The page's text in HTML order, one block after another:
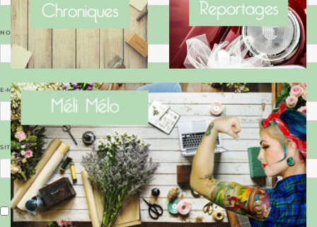
NOM
E-MAIL*
SITE WEB
Enregistrer mon nom, mon e-mail et mon site dans le navigateur pour mon prochain commentaire.